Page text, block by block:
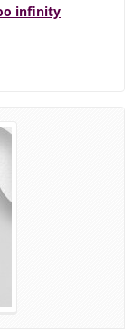
infinity